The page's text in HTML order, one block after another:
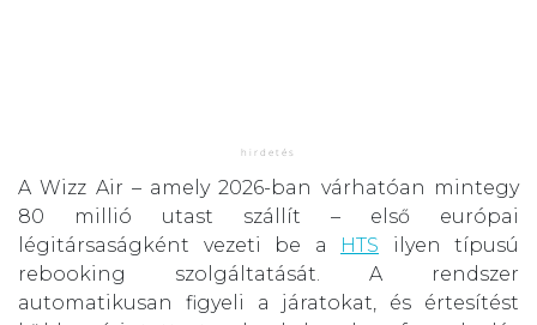
A Wizz Air – amely 2026-ban várhatóan mintegy
80 millió utast szállít – első európai
légitársaságként vezeti be a
HTS ilyen típusú
rebooking szolgáltatását. A rendszer
automatikusan figyeli a járatokat, és értesítést